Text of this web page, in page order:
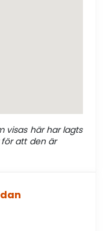
visas här har lagts
att den är